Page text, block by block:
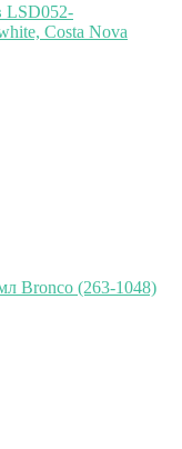
LSD052-
Costa Nova
Bronco (263-1048)